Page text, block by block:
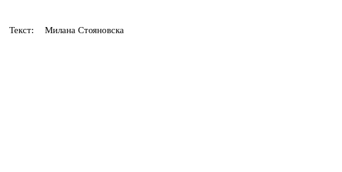
Текст: Милана Стояновска